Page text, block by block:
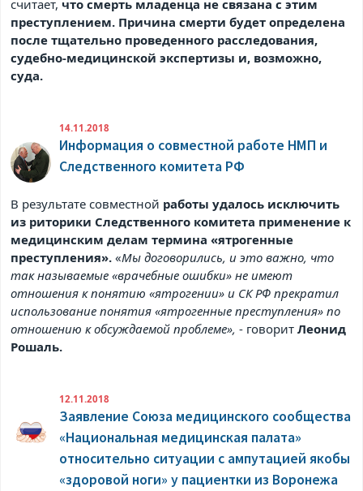
считает,что смерть младенца не связана с этим
преступлением. Причина смерти будет определена
после тщательно проведенного расследования,
судебно-медицинской экспертизы и, возможно,
суда.
14.11.2018
Информация о совместной работе НМП и
Следственного комитета РФ
В результате совместной работы удалось исключить
из риторики Следственного комитета применение к
медицинским делам термина «ятрогенные
преступления». «Мы договорились, и это важно, что
так называемые «врачебные ошибки» не имеют
отношения к понятию «ятрогении» и СК РФ прекратил
использование понятия «ятрогенные преступления» по
отношению к обсуждаемой проблеме»,- говоритЛеонид
Рошаль.
12.11.2018
Заявление Союза медицинского сообщества
«Национальная медицинская палата»
относительно ситуации с ампутацией якобы
«здоровой ноги» у пациентки из Воронежа